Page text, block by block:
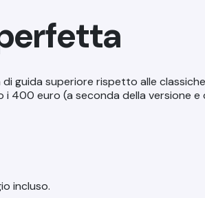
di guida superiore rispetto alle
i 400 euro (a seconda della versione e
incluso.